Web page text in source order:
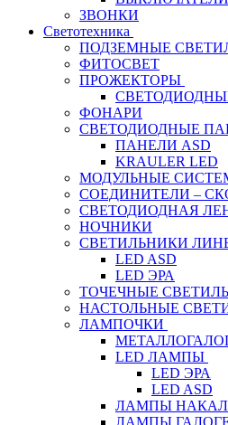
ЗВОНКИ
Светотехника
ПОДЗЕМНЫЕ
ФИТОСВЕТ
ПРОЖЕКТОРЫ
ФОНАРИ
СВЕТОДИОДНЫЕ
ПАНЕЛИ ASD
KRAULER LED
МОДУЛЬНЫЕ
СОЕДИНИТЕЛИ –
СВЕТОДИОДНАЯ
НОЧНИКИ
СВЕТИЛЬНИКИ
LED ASD
LED ЭРА
ТОЧЕЧНЫЕ
НАСТОЛЬНЫЕ
ЛАМПОЧКИ
LED ЛАМПЫ
LED ЭРА
LED ASD
ЛАМПЫ